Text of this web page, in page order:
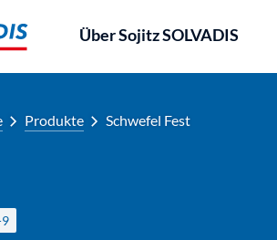
Über Sojitz SOLVADIS
Produkte Schwefel Fest